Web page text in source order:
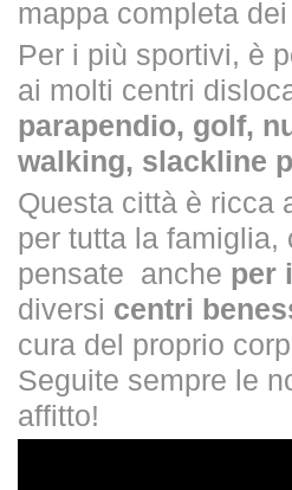
mappa completa
Per i più sportivi, è
ai molti centri
parapendio, golf,
walking, slackline
Questa città è ricca
per tutta la famiglia,
pensate anche per
diversi centri
cura del proprio
Seguite sempre le
affitto!